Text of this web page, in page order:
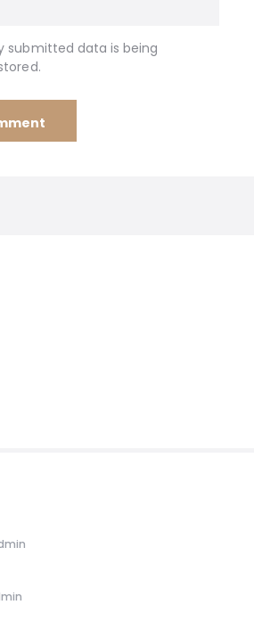
submitted data is being